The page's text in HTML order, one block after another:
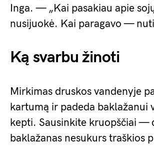
Inga. — „Kai pasakiau apie
nusijuokė. Kai paragavo —
Ką svarbu žinoti
Mirkimas druskos vandenyje
kartumą ir padeda baklažanui
kepti. Sausinkite kruopščiai —
baklažanas nesukurs traškios